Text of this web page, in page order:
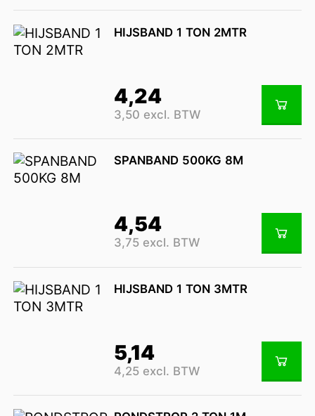
HIJSBAND 1 TON 2MTR
4,24
3,50 excl. BTW
SPANBAND 500KG 8M
4,54
3,75 excl. BTW
HIJSBAND 1 TON 3MTR
5,14
4,25 excl. BTW